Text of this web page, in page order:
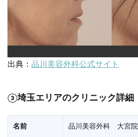
出典： 品川美容外科公式サイト
③埼玉エリアのクリニック詳細
名前 品川美容外科 大宮院